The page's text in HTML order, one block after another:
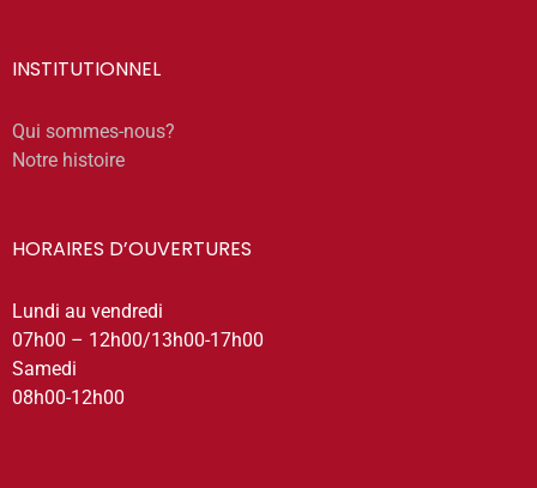
INSTITUTIONNEL
Qui sommes-nous?
Notre histoire
HORAIRES D’OUVERTURES
Lundi au vendredi
07h00 – 12h00/13h00-17h00
Samedi
08h00-12h00